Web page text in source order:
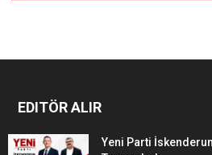
EDITÖR ALIR
Yeni Parti